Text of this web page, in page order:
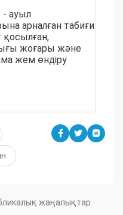
- ауыл
арналған табиғи
қосылған,
жоғары және
жем өндіру
жаңалықтар